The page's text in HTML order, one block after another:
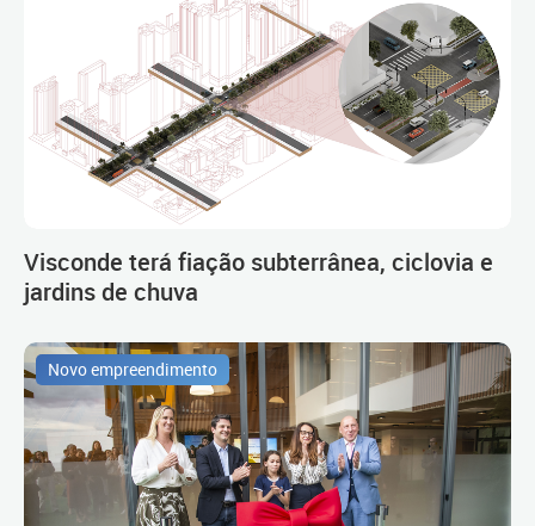
Visconde terá fiação subterrânea, ciclovia e
jardins de chuva
Novo empreendimento